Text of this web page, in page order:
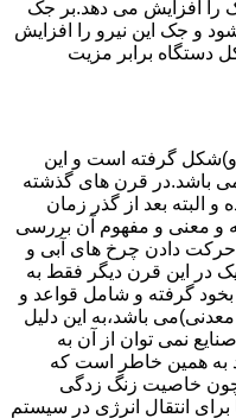
را افزایش می دهد.بر جک
و جک این نیرو را افزایش
دستگاه برابر مزیت
گرفته است و این
باشد.در قرن های گذشته
البته بعد از گذر زمان
و معنی و مفهوم آن بررسی
حرکت دادن چرخ های آبی و
در این قرن دیگر فقط به
گرفته و شامل قواعد و
باشد،به این دلیل
نمی توان از آن به
به همین خاطر است که
چون خاصیت زنگ زدگی
انتقال انرژی در سیستم